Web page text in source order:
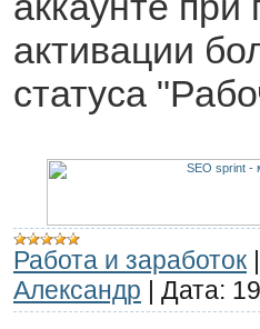
активации
статуса
Работа и заработок
Александр | Дата: